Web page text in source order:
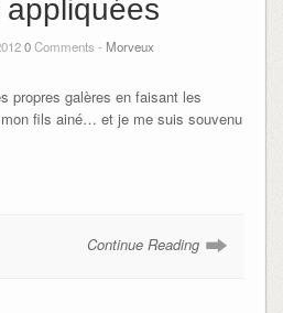
appliquées
0Comments - Morveux
propres galères en faisant les
fils ainé… et je me suis souvenu
Continue Reading